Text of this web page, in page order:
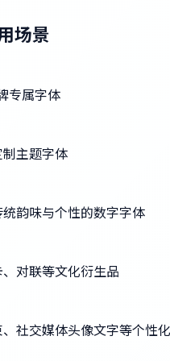
场景
专属字体
主题字体
韵味与个性的数字字体
对联等文化衍生品
社交媒体头像文字等个性